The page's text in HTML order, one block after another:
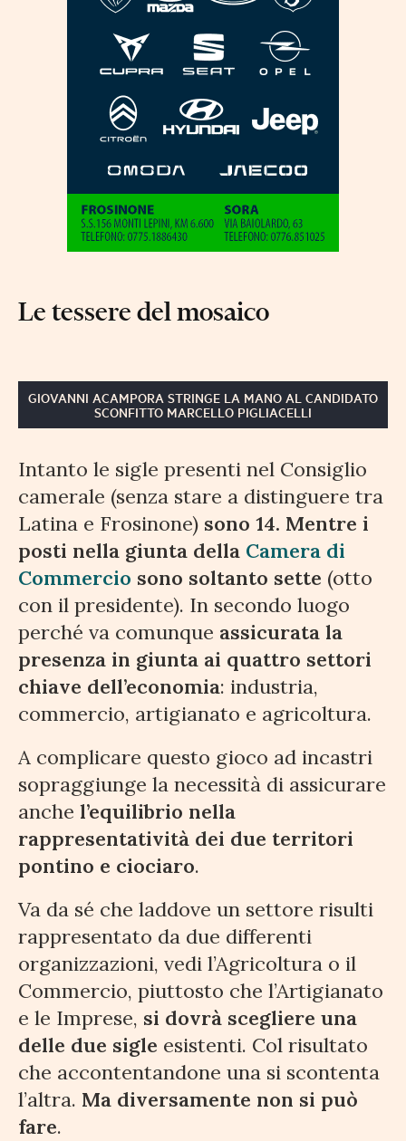
Le tessere del mosaico
GIOVANNI ACAMPORA STRINGE LA MANO AL CANDIDATO
SCONFITTO MARCELLO PIGLIACELLI
Intanto le sigle presenti nel Consiglio
camerale (senza stare a distinguere tra
Latina e Frosinone) sono 14. Mentre i
posti nella giunta della Camera di
Commercio sono soltanto sette (otto
con il presidente). In secondo luogo
perché va comunque assicurata la
presenza in giunta ai quattro settori
chiave dell’economia: industria,
commercio, artigianato e agricoltura.
A complicare questo gioco ad incastri
sopraggiunge la necessità di assicurare
anche l’equilibrio nella
rappresentatività dei due territori
pontino e ciociaro.
Va da sé che laddove un settore risulti
rappresentato da due differenti
organizzazioni, vedi l’Agricoltura o il
Commercio, piuttosto che l’Artigianato
e le Imprese, si dovrà scegliere una
delle due sigle esistenti. Col risultato
che accontentandone una si scontenta
l’altra. Ma diversamente non si può
fare.